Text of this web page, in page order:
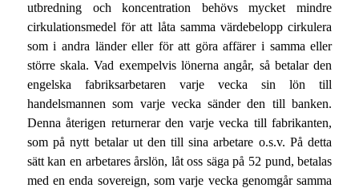
utbredning och koncentration behövs mycket mindre
cirkulationsmedel för att låta samma värdebelopp cirkulera
som i andra länder eller för att göra affärer i samma eller
större skala. Vad exempelvis lönerna angår, så betalar den
engelska fabriksarbetaren varje vecka sin lön till
handelsmannen som varje vecka sänder den till banken.
Denna återigen returnerar den varje vecka till fabrikanten,
som på nytt betalar ut den till sina arbetare o.s.v. På detta
sätt kan en arbetares årslön, låt oss säga på 52 pund, betalas
med en enda sovereign, som varje vecka genomgår samma